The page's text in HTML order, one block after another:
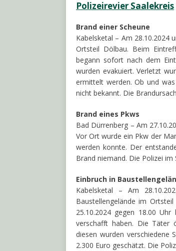
Polizeirevier Saalekreis
Brand einer Scheune
Kabelsketal – Am 28.10.2024
Ortsteil Dölbau. Beim
begann sofort nach dem
wurden evakuiert. Verletzt
ermittelt werden. Ob und
nicht bekannt. Die
Brand eines Pkws
Bad Dürrenberg – Am
Vor Ort wurde ein Pkw der
werden konnte. Der
Brand niemand. Die Polizei
Einbruch in
Kabelsketal – Am
Baustellengelände im
25.10.2024 gegen 18.00
verschafft haben. Die Täter
diesen wurden verschiedene
2.300 Euro geschätzt. Die